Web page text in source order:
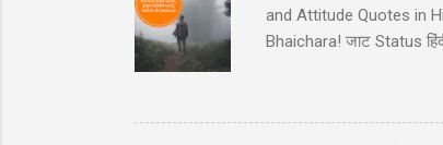
and Attitude Quotes in
Bhaichara! जाट Status
इतना किसी के बाप मेँ दम
Jaat Attitude Status